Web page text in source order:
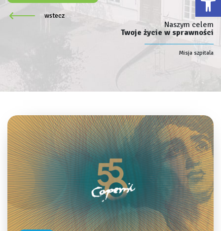
wstecz
Naszym celem
Twoje życie w sprawności
Misja szpitala